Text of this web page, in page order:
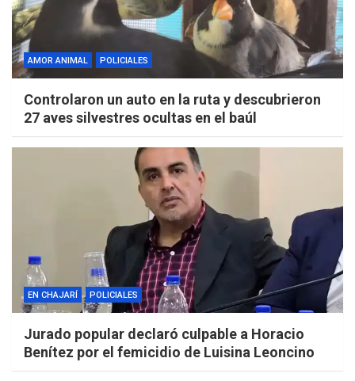
AMOR ANIMAL POLICIALES
Controlaron un auto en la ruta y descubrieron
27 aves silvestres ocultas en el baúl
EN CHAJARÍ POLICIALES
Jurado popular declaró culpable a Horacio
Benítez por el femicidio de Luisina Leoncino